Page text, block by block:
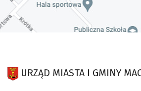
URZĄD MIASTA I GMINY